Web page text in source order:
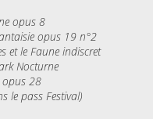
opus 8
opus 19 n°2
et le Faune indiscret
Nocturne
opus 28
le pass Festival)